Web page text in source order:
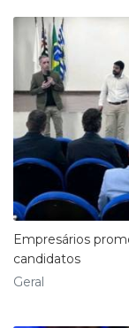
Empresários
candidatos
Geral